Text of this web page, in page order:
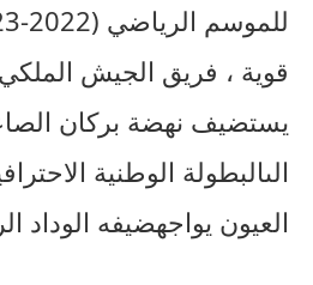
للموسم الرياضي (2022-2023)
قوية ، فريق الجيش الملكي
يستضيف نهضة بركان
الىالبطولة الوطنية
العيون يواجهضيفه الوداد